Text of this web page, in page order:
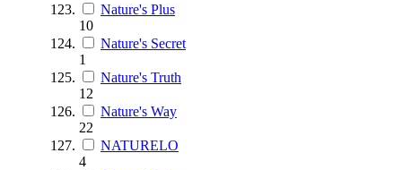
Nature's Plus
10
Nature's Secret
1
Nature's Truth
12
Nature's Way
22
NATURELO
4